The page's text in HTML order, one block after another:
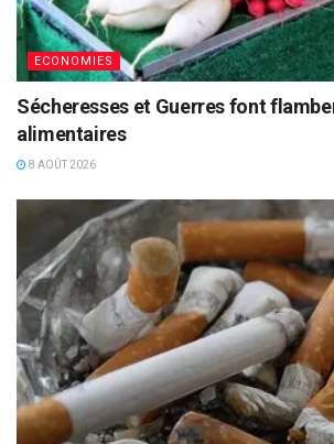
ECONOMIES
Sécheresses et Guerres font
alimentaires
8 AOÛT 2026